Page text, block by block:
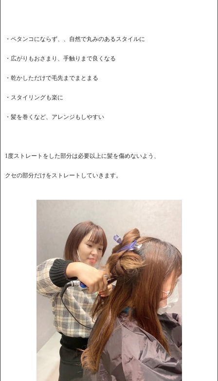
・ペタンコにならず、、自然で丸みのあるスタイルに
・広がりもおさまり、手触りまで良くなる
・乾かしただけで毛先までまとまる
・スタイリングも楽に
・髪を巻くなど、アレンジもしやすい
1度ストレートをした部分は必要以上に髪を傷めないよう、
クセの部分だけをストレートしていきます。